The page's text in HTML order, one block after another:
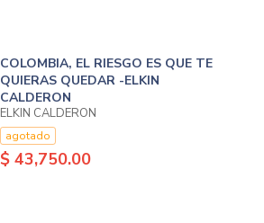
COLOMBIA, EL RIESGO ES QUE TE
QUIERAS QUEDAR -ELKIN
CALDERON
ELKIN CALDERON
agotado
$ 43,750.00